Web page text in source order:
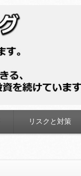
リスクと対策